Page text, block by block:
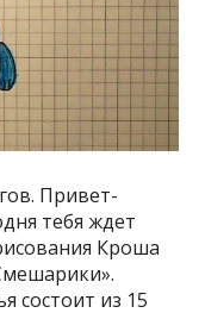
Привет-
тебя ждет
Кроша
состоит из 15